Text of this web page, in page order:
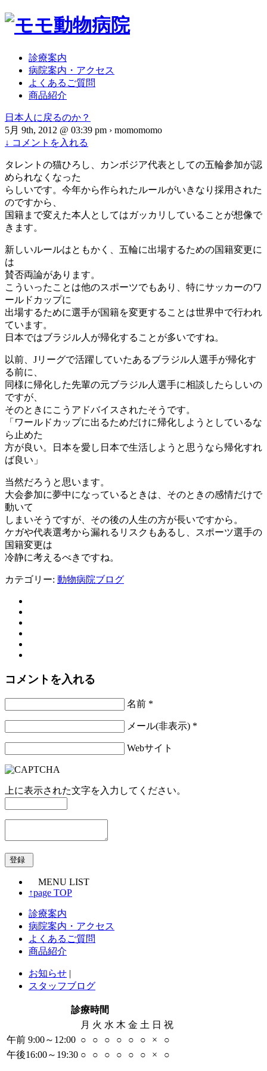
診療案内
病院案内・アクセス
よくあるご質問
商品紹介
日本人に戻るのか？
5月 9th, 2012 @ 03:39 pm › momomomo
↓ コメントを入れる
タレントの猫ひろし、カンボジア代表としての五輪参加が認
められなくなった
らしいです。今年から作られたルールがいきなり採用された
のですから、
国籍まで変えた本人としてはガッカリしていることが想像で
きます。
新しいルールはともかく、五輪に出場するための国籍変更に
は
賛否両論があります。
こういったことは他のスポーツでもあり、特にサッカーのワ
ールドカップに
出場するために選手が国籍を変更することは世界中で行われ
ています。
日本ではブラジル人が帰化することが多いですね。
以前、Jリーグで活躍していたあるブラジル人選手が帰化す
る前に、
同様に帰化した先輩の元ブラジル人選手に相談したらしいの
ですが、
そのときにこうアドバイスされたそうです。
「ワールドカップに出るためだけに帰化しようとしているな
ら止めた
方が良い。日本を愛し日本で生活しようと思うなら帰化すれ
ば良い」
当然だろうと思います。
大会参加に夢中になっているときは、そのときの感情だけで
動いて
しまいそうですが、その後の人生の方が長いですから。
ケガや代表選考から漏れるリスクもあるし、スポーツ選手の
国籍変更は
冷静に考えるべきですね。
カテゴリー: 動物病院ブログ
コメントを入れる
名前 *
メール(非表示) *
Webサイト
上に表示された文字を入力してください。
MENU LIST
↑page TOP
診療案内
病院案内・アクセス
よくあるご質問
商品紹介
お知らせ |
スタッフブログ
診療時間
月 火 水 木 金 土 日 祝
午前 9:00～12:00 ○ ○ ○ ○ ○ ○ ×
○
午後16:00～19:30 ○ ○ ○ ○ ○ ○ × ○